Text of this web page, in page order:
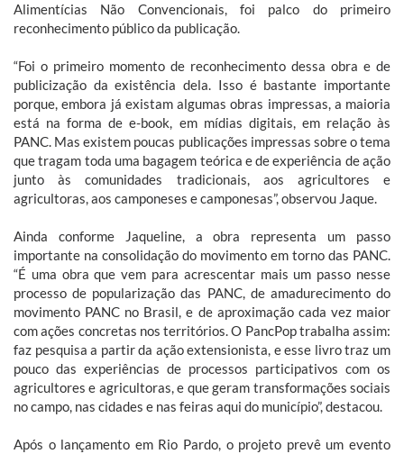
Alimentícias Não Convencionais, foi palco do primeiro
reconhecimento público da publicação.
“Foi o primeiro momento de reconhecimento dessa obra e de
publicização da existência dela. Isso é bastante importante
porque, embora já existam algumas obras impressas, a maioria
está na forma de e-book, em mídias digitais, em relação às
PANC. Mas existem poucas publicações impressas sobre o tema
que tragam toda uma bagagem teórica e de experiência de ação
junto às comunidades tradicionais, aos agricultores e
agricultoras, aos camponeses e camponesas”, observou Jaque.
Ainda conforme Jaqueline, a obra representa um passo
importante na consolidação do movimento em torno das PANC.
“É uma obra que vem para acrescentar mais um passo nesse
processo de popularização das PANC, de amadurecimento do
movimento PANC no Brasil, e de aproximação cada vez maior
com ações concretas nos territórios. O PancPop trabalha assim:
faz pesquisa a partir da ação extensionista, e esse livro traz um
pouco das experiências de processos participativos com os
agricultores e agricultoras, e que geram transformações sociais
no campo, nas cidades e nas feiras aqui do município”, destacou.
Após o lançamento em Rio Pardo, o projeto prevê um evento